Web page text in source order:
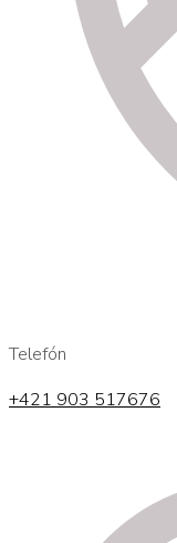
Telefón
+421 903 517676